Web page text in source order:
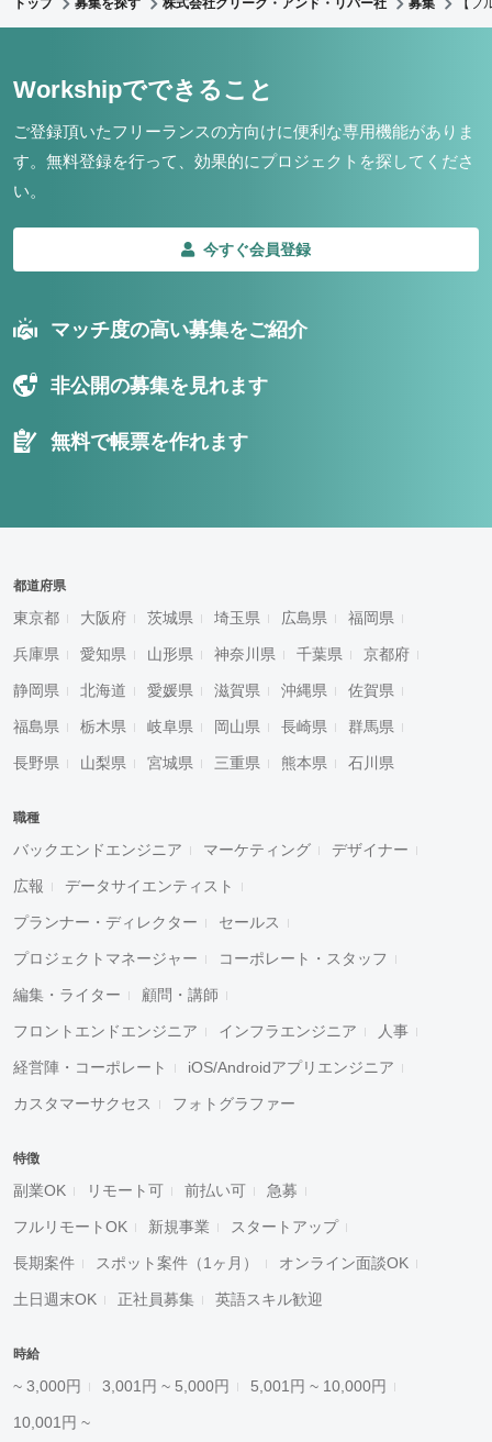
トップ 募集を探す 株式会社クリーク・アンド・リバー社 募集 【
Workshipでできること
ご登録頂いたフリーランスの方向けに便利な専用機能がありま
す。 無料登録を行って、効果的にプロジェクトを探してくださ
い。
今すぐ会員登録
マッチ度の高い募集をご紹介
非公開の募集を見れます
無料で帳票を作れます
都道府県
東京都 大阪府 茨城県 埼玉県 広島県 福岡県
兵庫県 愛知県 山形県 神奈川県 千葉県 京都府
静岡県 北海道 愛媛県 滋賀県 沖縄県 佐賀県
福島県 栃木県 岐阜県 岡山県 長崎県 群馬県
長野県 山梨県 宮城県 三重県 熊本県 石川県
職種
バックエンドエンジニア マーケティング デザイナー
広報 データサイエンティスト
プランナー・ディレクター セールス
プロジェクトマネージャー コーポレート・スタッフ
編集・ライター 顧問・講師
フロントエンドエンジニア インフラエンジニア 人事
経営陣・コーポレート iOS/Androidアプリエンジニア
カスタマーサクセス フォトグラファー
特徴
副業OK リモート可 前払い可 急募
フルリモートOK 新規事業 スタートアップ
長期案件 スポット案件（1ヶ月） オンライン面談OK
土日週末OK 正社員募集 英語スキル歓迎
時給
~ 3,000円 3,001円 ~ 5,000円 5,001円 ~ 10,000円
10,001円 ~